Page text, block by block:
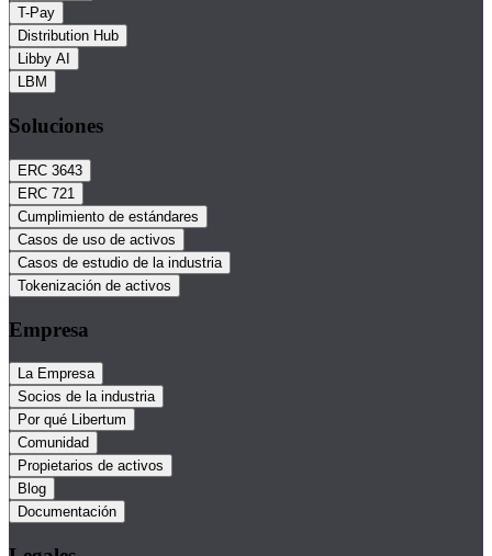
T-Pay
Distribution Hub
Libby AI
LBM
Soluciones
ERC 3643
ERC 721
Cumplimiento de estándares
Casos de uso de activos
Casos de estudio de la industria
Tokenización de activos
Empresa
La Empresa
Socios de la industria
Por qué Libertum
Comunidad
Propietarios de activos
Blog
Documentación